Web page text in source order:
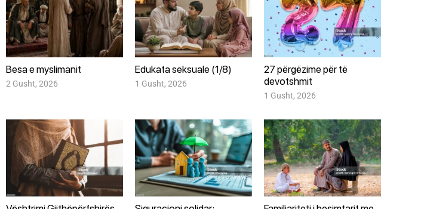
Besa e myslimanit
2 Gusht, 2026
Edukata seksuale (1/8)
1 Gusht, 2026
27 përgëzime për të
devotshmit
1 Gusht, 2026